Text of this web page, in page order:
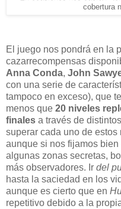
cobertura
El juego nos pondrá en la
cazarrecompensas
Anna Conda, John
con una serie de
tampoco en exceso), que
menos que 20 niveles
finales a través de
superar cada uno de
aunque si nos fijamos
algunas zonas secretas,
más observadores. Ir del
hasta la saciedad en los
aunque es cierto que en
repetitivo debido a la